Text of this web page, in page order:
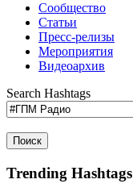
Сообщество
Статьи
Пресс-релизы
Мероприятия
Видеоархив
Search Hashtags
Поиск
Trending Hashtags